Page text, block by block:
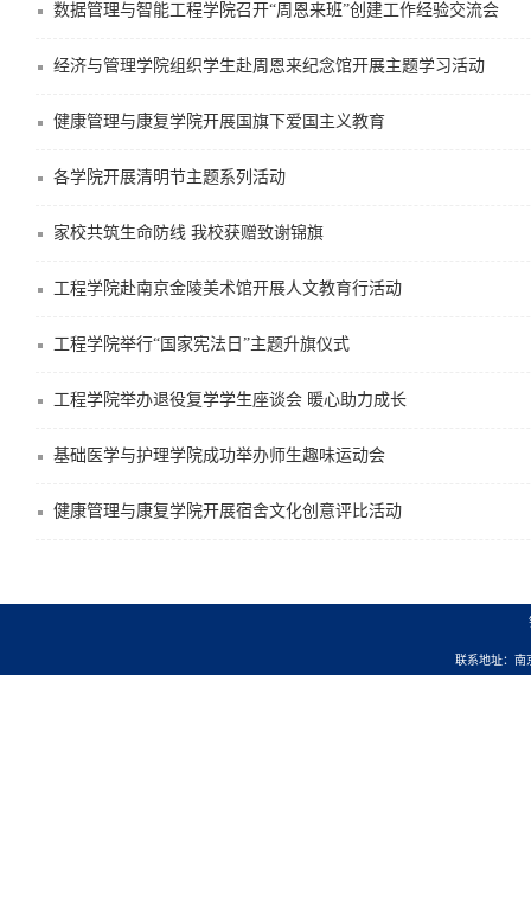
数据管理与智能工程学院召开“周恩来班”创建工作经验交流会
经济与管理学院组织学生赴周恩来纪念馆开展主题学习活动
健康管理与康复学院开展国旗下爱国主义教育
各学院开展清明节主题系列活动
家校共筑生命防线 我校获赠致谢锦旗
工程学院赴南京金陵美术馆开展人文教育行活动
工程学院举行“国家宪法日”主题升旗仪式
工程学院举办退役复学学生座谈会 暖心助力成长
基础医学与护理学院成功举办师生趣味运动会
健康管理与康复学院开展宿舍文化创意评比活动
联系地址：南